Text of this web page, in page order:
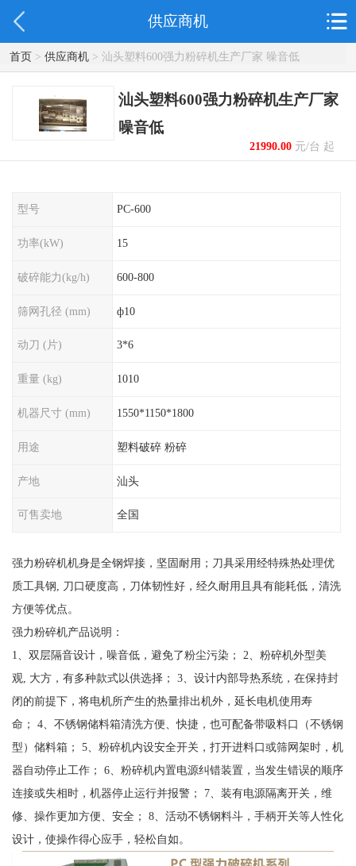
供应商机
首页> 供应商机> 汕头塑料600强力粉碎机生产厂家 噪音低
汕头塑料600强力粉碎机生产厂家
噪音低
21990.00元/台 起
型号 PC-600
功率(kW) 15
破碎能力(kg/h) 600-800
筛网孔径 (mm) ф10
动刀 (片) 3*6
重量 (kg) 1010
机器尺寸 (mm) 1550*1150*1800
用途 塑料破碎 粉碎
产地 汕头
可售卖地 全国
强力粉碎机机身是全钢焊接，坚固耐用；刀具采用经特殊热处理优
质工具钢, 刀口硬度高，刀体韧性好，经久耐用且具有能耗低，清洗
方便等优点。
强力粉碎机产品说明：
1、双层隔音设计，噪音低，避免了粉尘污染； 2、粉碎机外型美
观, 大方，有多种款式以供选择； 3、设计内部导热系统，在保持封
闭的前提下，将电机所产生的热量排出机外，延长电机使用寿
命； 4、不锈钢储料箱清洗方便、快捷，也可配备带吸料口（不锈钢
型）储料箱； 5、粉碎机内设安全开关，打开进料口或筛网架时，机
器自动停止工作； 6、粉碎机内置电源纠错装置，当发生错误的顺序
连接或失相时，机器停止运行并报警； 7、装有电源隔离开关，维
修、操作更加方便、安全； 8、活动不锈钢料斗，手柄开关等人性化
设计，使操作得心应手，轻松自如。